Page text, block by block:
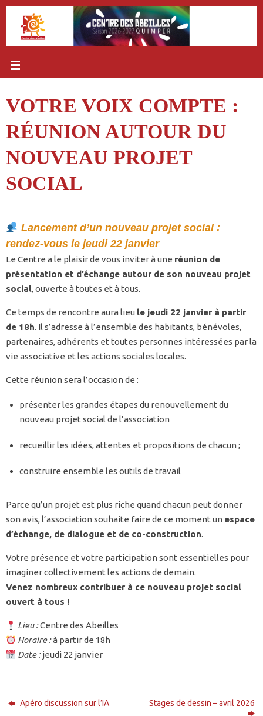
Passer
contenu
VOTRE VOIX COMPTE :
RÉUNION AUTOUR DU
NOUVEAU PROJET
SOCIAL
Lancement d’un nouveau projet social :
rendez-vous le jeudi 22 janvier
Le Centre a le plaisir de vous inviter à une réunion de
présentation et d’échange autour de son nouveau projet
social, ouverte à toutes et à tous.
Ce temps de rencontre aura lieu le jeudi 22 janvier à partir
de 18h. Il s’adresse à l’ensemble des habitants, bénévoles,
partenaires, adhérents et toutes personnes intéressées par la
vie associative et les actions sociales locales.
Cette réunion sera l’occasion de :
présenter les grandes étapes du renouvellement du
nouveau projet social de l’association
recueillir les idées, attentes et propositions de chacun ;
construire ensemble les outils de travail
Parce qu’un projet est plus riche quand chacun peut donner
son avis, l’association souhaite faire de ce moment un espace
d’échange, de dialogue et de co-construction.
Votre présence et votre participation sont essentielles pour
imaginer collectivement les actions de demain.
Venez nombreux contribuer à ce nouveau projet social
ouvert à tous !
Lieu :Centre des Abeilles
Horaire :à partir de 18h
Date :jeudi 22 janvier
Apéro discussion sur l’IA Stages de dessin – avril 2026